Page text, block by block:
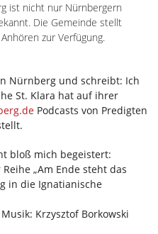
ist nicht nur Nürnbergern
Die Gemeinde stellt
zur Verfügung.
Nürnberg und schreibt: Ich
St. Klara hat auf ihrer
Podcasts von Predigten
bloß mich begeistert:
„Am Ende steht das
in die Ignatianische
Krzysztof Borkowski